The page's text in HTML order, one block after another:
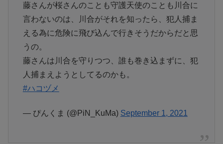
藤さんが桜さんのことも守護天使のことも川合に
言わないのは、川合がそれを知ったら、犯人捕ま
える為に危険に飛び込んで行きそうだからだと思
うの。
藤さんは川合を守りつつ、誰も巻き込まずに、犯
人捕まえようとしてるのかも。
#ハコヅメ
— ぴんくま (@PiN_KuMa) September 1, 2021